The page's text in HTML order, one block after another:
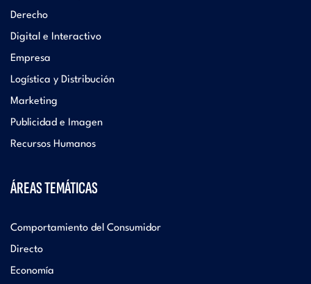
Derecho
Digital e Interactivo
Empresa
Logística y Distribución
Marketing
Publicidad e Imagen
Recursos Humanos
ÁREAS TEMÁTICAS
Comportamiento del Consumidor
Directo
Economía